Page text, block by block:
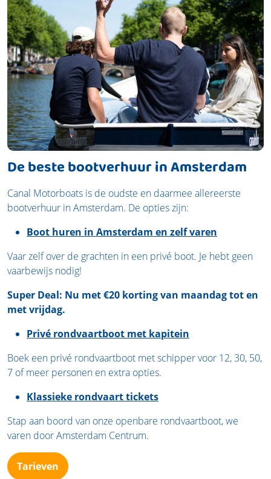
De beste bootverhuur in Amsterdam
Canal Motorboats is de oudste en daarmee allereerste
bootverhuur in Amsterdam. De opties zijn:
Boot huren in Amsterdam en zelf varen
Vaar zelf over de grachten in een privé boot. Je hebt geen
vaarbewijs nodig!
Super Deal: Nu met €20 korting van maandag tot en
met vrijdag.
Privé rondvaartboot met kapitein
Boek een privé rondvaartboot met schipper voor 12, 30, 50,
7 of meer personen en extra opties.
Klassieke rondvaart tickets
Stap aan boord van onze openbare rondvaartboot, we
varen door Amsterdam Centrum.
Tarieven